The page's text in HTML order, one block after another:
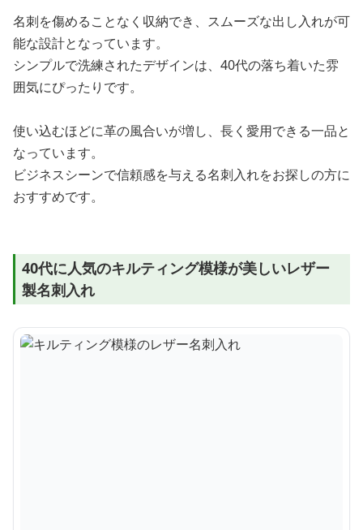
名刺を傷めることなく収納でき、スムーズな出し入れが可
能な設計となっています。
シンプルで洗練されたデザインは、40代の落ち着いた雰
囲気にぴったりです。
使い込むほどに革の風合いが増し、長く愛用できる一品と
なっています。
ビジネスシーンで信頼感を与える名刺入れをお探しの方に
おすすめです。
40代に人気のキルティング模様が美しいレザー
製名刺入れ